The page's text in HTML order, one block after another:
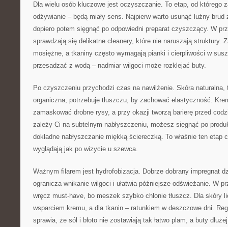
Dla wielu osób kluczowe jest oczyszczanie. To etap, od którego
odżywianie – będą miały sens. Najpierw warto usunąć luźny
dopiero potem sięgnąć po odpowiedni preparat czyszczący. W
sprawdzają się delikatne cleanery, które nie naruszają struktury.
mosiężne, a tkaniny często wymagają pianki i cierpliwości w
przesadzać z wodą – nadmiar wilgoci może rozklejać buty.
Po czyszczeniu przychodzi czas na nawilżenie. Skóra
organiczna, potrzebuje tłuszczu, by zachować elastyczność.
zamaskować drobne rysy, a przy okazji tworzą barierę przed
zależy Ci na subtelnym nabłyszczeniu, możesz sięgnąć po
dokładne nabłyszczanie miękką ściereczką. To właśnie ten etap
wyglądają jak po wizycie u szewca.
Ważnym filarem jest hydrofobizacja. Dobrze dobrany impregnat
ogranicza wnikanie wilgoci i ułatwia późniejsze odświeżanie. W
wręcz must-have, bo meszek szybko chłonie tłuszcz. Dla skóry
wsparciem kremu, a dla tkanin – ratunkiem w deszczowe dni.
sprawia, że sól i błoto nie zostawiają tak łatwo plam, a buty